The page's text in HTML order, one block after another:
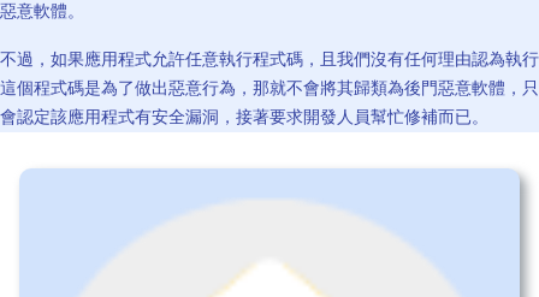
惡意軟體。
不過，如果應用程式允許任意執行程式碼，且我們沒有任何理由認為執行
這個程式碼是為了做出惡意行為，那就不會將其歸類為後門惡意軟體，只
會認定該應用程式有安全漏洞，接著要求開發人員幫忙修補而已。